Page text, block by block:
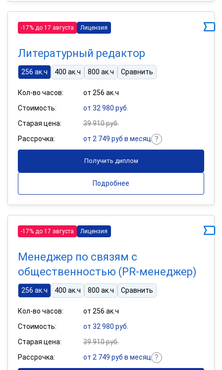
-17% до 17 августа Лицензия
Литературный редактор
256 ак.ч 400 ак.ч 800 ак.ч Сравнить
Кол-во часов:
от 256 ак.ч
Стоимость:
от 32 980 руб.
Старая цена:
39 910 руб.
Рассрочка:
от 2 749 руб в месяц
Получить диплом
Подробнее
-17% до 17 августа Лицензия
Менеджер по связям с
общественностью (PR-менеджер)
256 ак.ч 400 ак.ч 800 ак.ч Сравнить
Кол-во часов:
от 256 ак.ч
Стоимость:
от 32 980 руб.
Старая цена:
39 910 руб.
Рассрочка:
от 2 749 руб в месяц